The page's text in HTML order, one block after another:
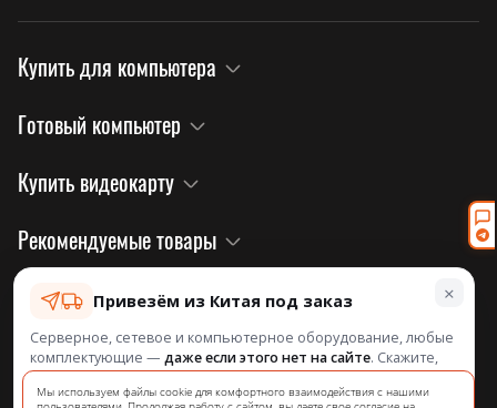
Купить для компьютера
Готовый компьютер
Купить видеокарту
Рекомендуемые товары
Правовая информация и политика
Информация о нас
на официальном сайте завода!
Мы используем файлы cookie для комфортного взаимодействия с нашими
×
Привезём из Китая под заказ
Серверное, сетевое и компьютерное оборудование, любые
комплектующие — даже если этого нет на сайте. Скажите,
что нужно, посчитаем и назовём срок.